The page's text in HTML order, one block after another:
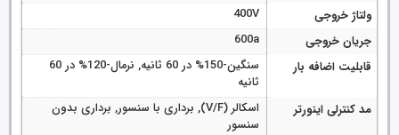
ولتاژ خروجی
400V
جریان خروجی
600a
قابلیت اضافه بار
سنگین-150% در 60 ثانیه, نرمال-120% در 60
ثانیه
مد کنترلی اینورتر
اسکالر (V/F), برداری با سنسور, برداری بدون
سنسور